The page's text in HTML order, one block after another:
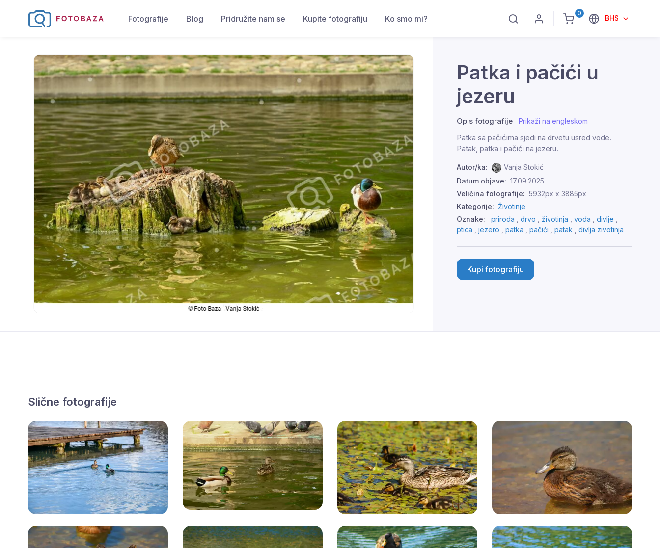
0
BHS
Fotografije Blog Pridružite nam se Kupite fotografiju Ko smo mi?
Patka i pačići u
jezeru
Opis fotografije Prikaži na engleskom
Patka sa pačićima sjedi na drvetu usred vode.
Patak, patka i pačići na jezeru.
Autor/ka:
Vanja Stokić
Datum objave: 17.09.2025.
Veličina fotografije: 5932px x 3885px
Kategorije: Životinje
Oznake:
priroda , drvo , životinja , voda , divlje ,
ptica , jezero , patka , pačići , patak , divlja zivotinja
Kupi fotografiju
Slične fotografije